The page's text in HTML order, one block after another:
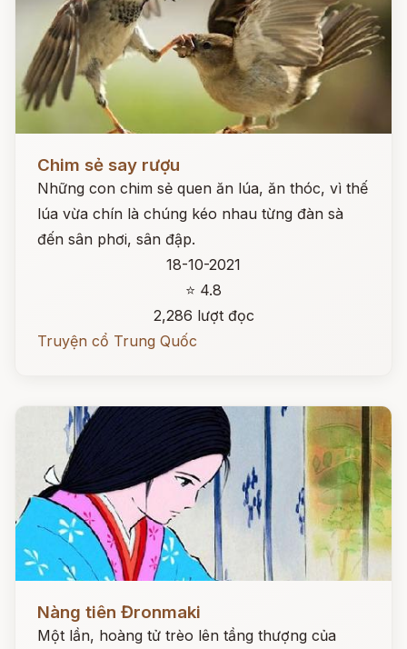
Chim sẻ say rượu
Những con chim sẻ quen ăn lúa, ăn thóc, vì thế
lúa vừa chín là chúng kéo nhau từng đàn sà
đến sân phơi, sân đập.
18-10-2021
⭐ 4.8
2,286 lượt đọc
Truyện cổ Trung Quốc
Nàng tiên Đronmaki
Một lần, hoàng tử trèo lên tầng thượng của